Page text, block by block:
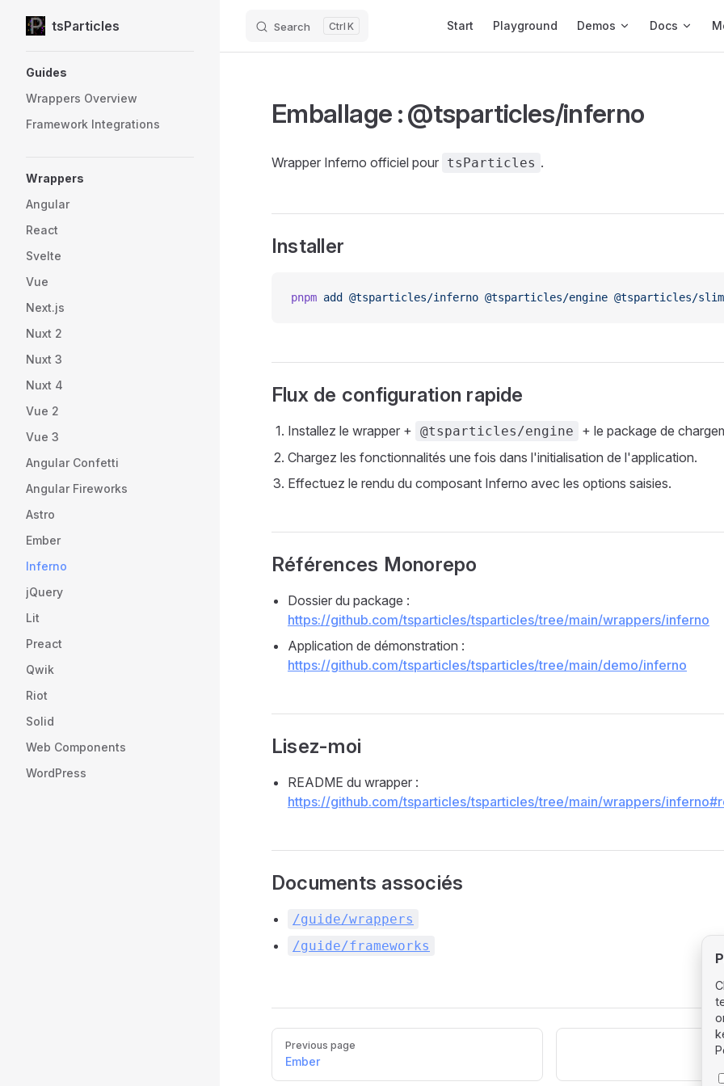
Skip to content
tsParticles Search K Start Playground Demos Docs
Guides
Wrappers Overview
Framework Integrations
Wrappers
Angular
React
Svelte
Vue
Next.js
Nuxt 2
Nuxt 3
Nuxt 4
Vue 2
Vue 3
Angular Confetti
Angular Fireworks
Astro
Ember
Inferno
jQuery
Lit
Preact
Qwik
Riot
Solid
Web Components
WordPress
Emballage : @tsparticles/inferno
Wrapper Inferno officiel pour tsParticles .
Installer
pnpm add @tsparticles/inferno @tsparticles/engine @tsparticles/slim
Flux de configuration rapide
Installez le wrapper + @tsparticles/engine
+ le package de
Chargez les fonctionnalités une fois dans l'initialisation de l'application.
Effectuez le rendu du composant Inferno avec les options saisies.
Références Monorepo
Dossier du package :
https://github.com/tsparticles/tsparticles/tree/main/wrappers/inferno
Application de démonstration :
https://github.com/tsparticles/tsparticles/tree/main/demo/inferno
Lisez-moi
README du wrapper :
https://github.com/tsparticles/tsparticles/tree/main/wrappers/
Documents associés
/guide/wrappers
/guide/frameworks
PagerPrevious page
Ember